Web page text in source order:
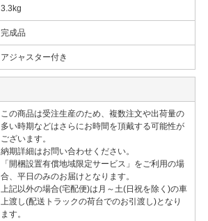
3.3kg
完成品
アジャスター付き
この商品は受注生産のため、複数注文や出荷量の
多い時期などはさらにお時間を頂戴する可能性が
ございます。
納期詳細はお問い合わせください。
「開梱設置有償地域限定サービス」をご利用の場
合、平日のみのお届けとなります。
上記以外の場合(宅配便)は月～土(日祝を除く)の車
上渡し(配送トラックの荷台でのお引渡し)となり
ます。